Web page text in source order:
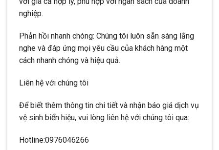
nghiệp.
Phản hồi nhanh chóng: Chúng tôi luôn sẵn sàng lắng
nghe và đáp ứng mọi yêu cầu của khách hàng một
cách nhanh chóng và hiệu quả.
Liên hệ với chúng tôi
Để biết thêm thông tin chi tiết và nhận báo giá dịch vụ
vệ sinh biển hiệu, vui lòng liên hệ với chúng tôi qua:
Hotline:0976046266